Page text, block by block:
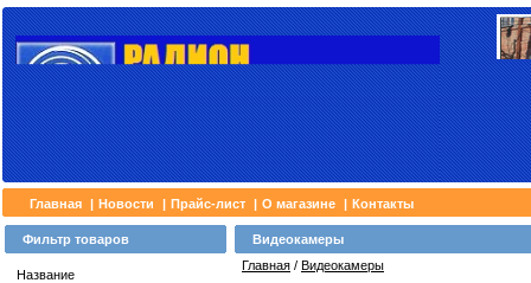
Главная | Новости | Прайс-лист | О магазине | Контакты
Фильтр товаров
Название
Видеокамеры
Главная / Видеокамеры